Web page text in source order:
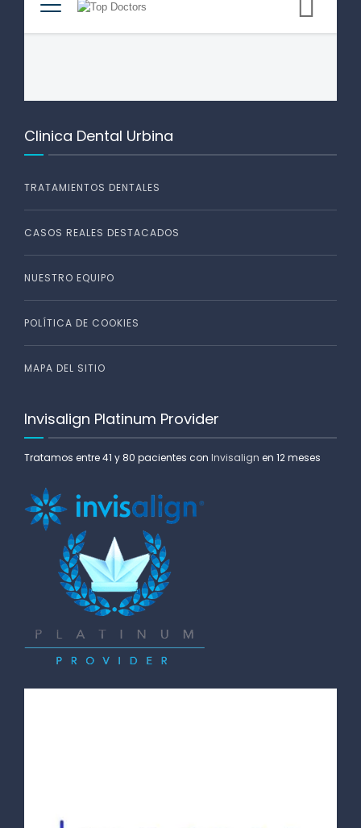
Clinica Dental Urbina
TRATAMIENTOS DENTALES
CASOS REALES DESTACADOS
NUESTRO EQUIPO
POLÍTICA DE COOKIES
MAPA DEL SITIO
Invisalign Platinum Provider
Tratamos entre 41 y 80 pacientes con Invisalign en 12 meses